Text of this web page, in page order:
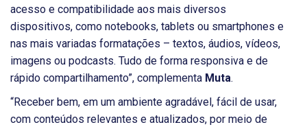
acesso e compatibilidade aos mais diversos
dispositivos, como notebooks, tablets ou smartphones e
nas mais variadas formatações – textos, áudios, vídeos,
imagens ou podcasts. Tudo de forma responsiva e de
rápido compartilhamento”, complementa Muta.
“Receber bem, em um ambiente agradável, fácil de usar,
com conteúdos relevantes e atualizados, por meio de